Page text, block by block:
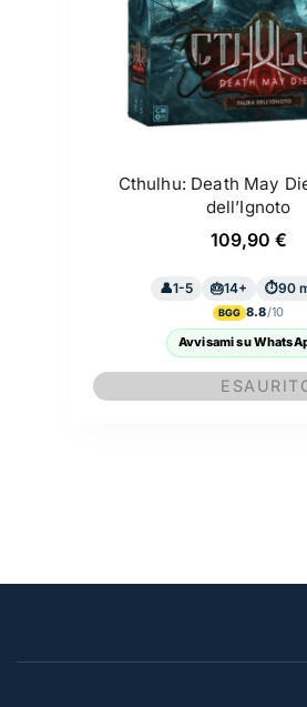
Cthulhu: Death May
dell’Ignoto
109,90 €
1-5 14+ 90
BGG 8.8
Avvisami su